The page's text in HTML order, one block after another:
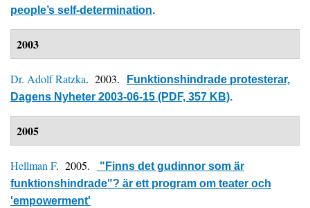
people’s self-determination.
2003
Dr. Adolf Ratzka. 2003.
Funktionshindrade protesterar,
Dagens Nyheter 2003-06-15 (PDF, 357 KB).
2005
Hellman F. 2005.
"Finns det gudinnor som är
funktionshindrade"? är ett program om teater och
'empowerment'